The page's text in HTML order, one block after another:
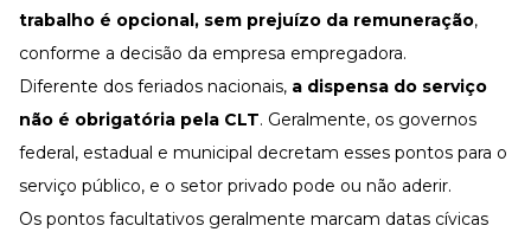
Newsletters
trabalho é opcional, sem prejuízo da remuneração,
conforme a decisão da empresa empregadora.
Diferente dos feriados nacionais, a dispensa do serviço
não é obrigatória pela CLT. Geralmente, os governos
federal, estadual e municipal decretam esses pontos para o
serviço público, e o setor privado pode ou não aderir.
Os pontos facultativos geralmente marcam datas cívicas